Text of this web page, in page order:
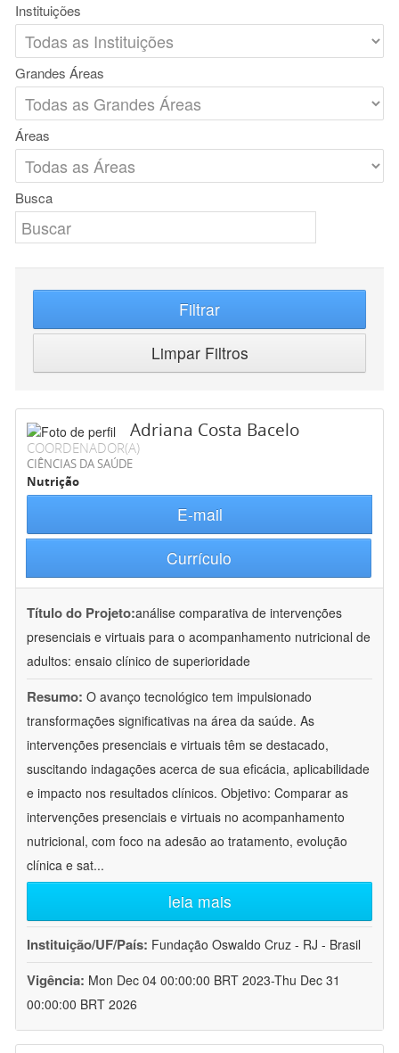
Instituições
Grandes Áreas
Áreas
Busca
Filtrar
Limpar Filtros
Adriana Costa Bacelo
COORDENADOR(A)
CIÊNCIAS DA SAÚDE
Nutrição
E-mail
Currículo
Título do Projeto:análise comparativa de intervenções
presenciais e virtuais para o acompanhamento nutricional de
adultos: ensaio clínico de superioridade
Resumo: O avanço tecnológico tem impulsionado
transformações significativas na área da saúde. As
intervenções presenciais e virtuais têm se destacado,
suscitando indagações acerca de sua eficácia, aplicabilidade
e impacto nos resultados clínicos. Objetivo: Comparar as
intervenções presenciais e virtuais no acompanhamento
nutricional, com foco na adesão ao tratamento, evolução
clínica e sat...
leia mais
Instituição/UF/País: Fundação Oswaldo Cruz - RJ - Brasil
Vigência: Mon Dec 04 00:00:00 BRT 2023-Thu Dec 31
00:00:00 BRT 2026